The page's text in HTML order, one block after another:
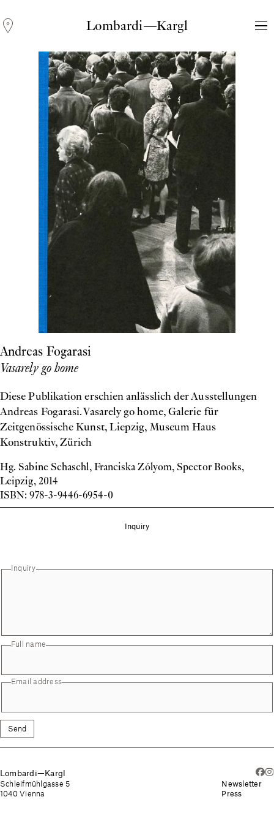
Lombardi—Kargl
Andreas Fogarasi
Three Light Sources
Andreas Fogarasi
Vasarely go home
Diese Publikation erschien anlässlich der Ausstellungen
Andreas Fogarasi. Vasarely go home, Galerie für
Zeitgenössische Kunst, Liepzig, Museum Haus
Konstruktiv, Zürich
Hg. Sabine Schaschl, Franciska Zólyom, Spector Books,
Leipzig, 2014
ISBN: 978-3-9446-6954-0
Inquiry
Inquiry
Full name
Email address
Send
Lombardi—Kargl
Schleifmühlgasse 5
1040 Vienna
Newsletter
Press